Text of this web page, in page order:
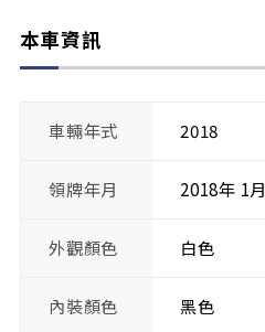
本車資訊
車輛年式 2018
領牌年月 2018年 1月
外觀顏色 白色
內裝顏色 黑色